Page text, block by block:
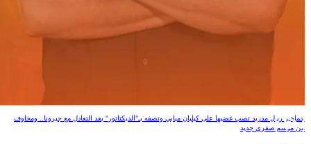
ديكتاتور خطف ريال مدريد؟
جماهير ريال مدريد تصب غضبها على كيليان مبابي وتصفه بـ"الديكتاتور" بعد التعادل مع جيرونا.. ومخاوف
من موسم صفري جديد